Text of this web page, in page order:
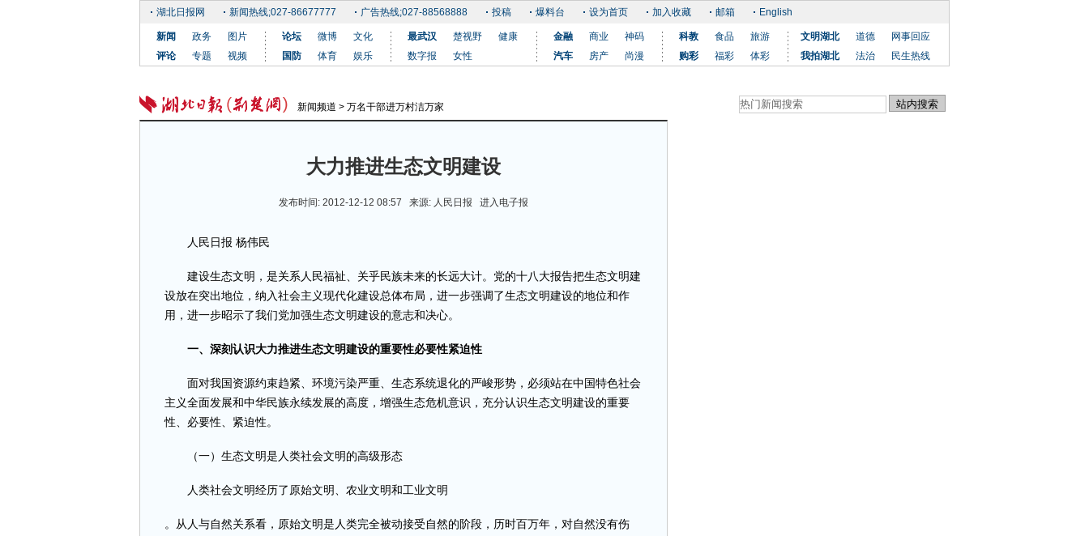
湖北日报网 新闻热线;027-86677777 广告热线;027-88568888 投稿 爆料台 设为首页 加入收藏 邮箱 English
新闻 政务
图片
评论
专题 视频
论坛 微博
文化
国防
体育 娱乐
最武汉 楚视野
健康
数字报
女性
金融 商业
神码
汽车
房产 尚漫
科教 食品
旅游
购彩
福彩 体彩
文明湖北 道德
网事回应
我拍湖北
法治 民生热线
新闻频道 > 万名干部进万村洁万家
大力推进生态文明建设
发布时间: 2012-12-12 08:57 来源: 人民日报 进入电子报
人民日报 杨伟民
建设生态文明，是关系人民福祉、关乎民族未来的长远大计。党的十八大报告把生态文明建
设放在突出地位，纳入社会主义现代化建设总体布局，进一步强调了生态文明建设的地位和作
用，进一步昭示了我们党加强生态文明建设的意志和决心。
一、深刻认识大力推进生态文明建设的重要性必要性紧迫性
面对我国资源约束趋紧、环境污染严重、生态系统退化的严峻形势，必须站在中国特色社会
主义全面发展和中华民族永续发展的高度，增强生态危机意识，充分认识生态文明建设的重要
性、必要性、紧迫性。
（一）生态文明是人类社会文明的高级形态
人类社会文明经历了原始文明、农业文明和工业文明
。从人与自然关系看，原始文明是人类完全被动接受自然的阶段，历时百万年，对自然没有伤